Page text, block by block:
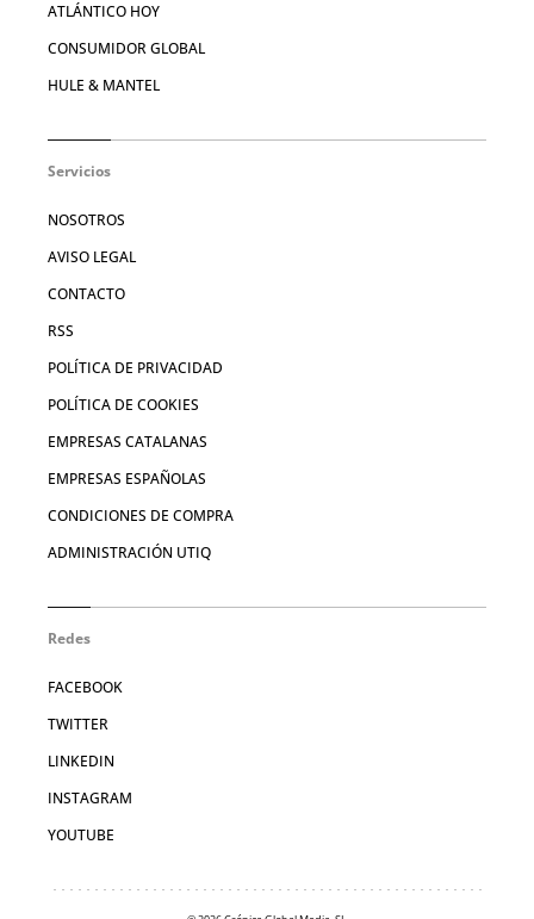
ATLÁNTICO HOY
CONSUMIDOR GLOBAL
HULE & MANTEL
Servicios
NOSOTROS
AVISO LEGAL
CONTACTO
RSS
POLÍTICA DE PRIVACIDAD
POLÍTICA DE COOKIES
EMPRESAS CATALANAS
EMPRESAS ESPAÑOLAS
CONDICIONES DE COMPRA
ADMINISTRACIÓN UTIQ
Redes
FACEBOOK
TWITTER
LINKEDIN
INSTAGRAM
YOUTUBE